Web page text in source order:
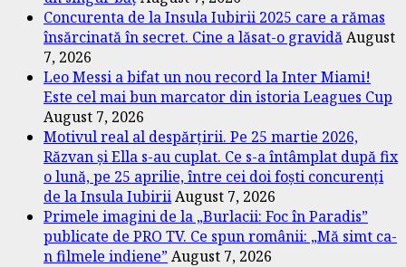
Concurenta de la Insula Iubirii 2025 care a rămas
însărcinată în secret. Cine a lăsat-o gravidăAugust
7, 2026
Leo Messi a bifat un nou record la Inter Miami!
Este cel mai bun marcator din istoria Leagues Cup
August 7, 2026
Motivul real al despărțirii. Pe 25 martie 2026,
Răzvan și Ella s-au cuplat. Ce s-a întâmplat după fix
o lună, pe 25 aprilie, între cei doi foști concurenți
de la Insula IubiriiAugust 7, 2026
Primele imagini de la „Burlacii: Foc în Paradis”
publicate de PRO TV. Ce spun românii: „Mă simt ca-
n filmele indiene”August 7, 2026